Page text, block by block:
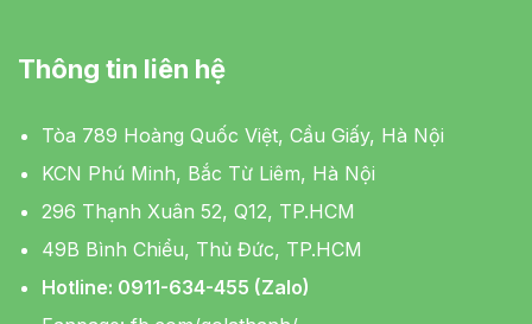
Thông tin liên hệ
Tòa 789 Hoàng Quốc Việt, Cầu Giấy, Hà Nội
KCN Phú Minh, Bắc Từ Liêm, Hà Nội
296 Thạnh Xuân 52, Q12, TP.HCM
49B Bình Chiểu, Thủ Đức, TP.HCM
Hotline: 0911-634-455 (Zalo)